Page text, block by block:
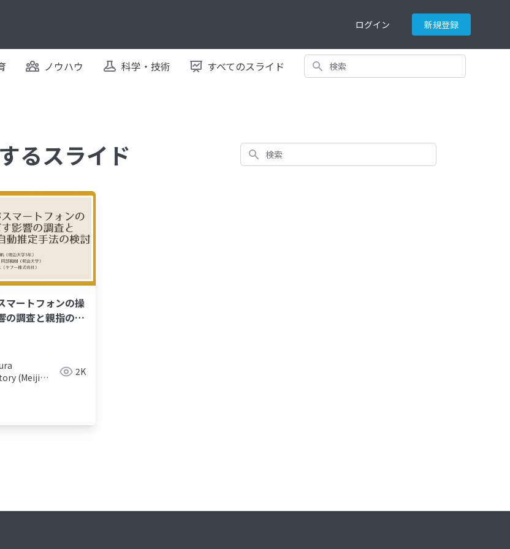
ログイン 新規登録
ノウハウ 科学・技術 すべてのスライド 検索
るスライド 検索
マートフォンの操
の調査と親指の長
(Meiji
2K